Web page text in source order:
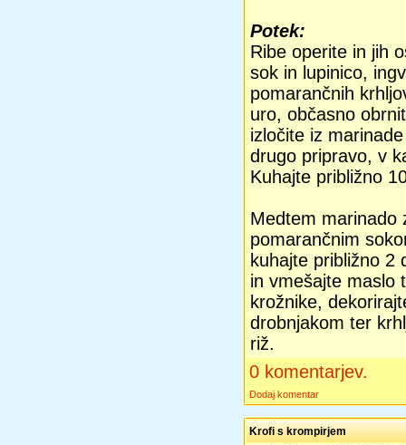
Potek:
Ribe operite in jih
sok in lupinico,
pomarančnih
uro, občasno
izločite iz
drugo pripravo, v
Kuhajte približno
Medtem marinado
pomarančnim
kuhajte približno 2
in vmešajte maslo
krožnike,
drobnjakom ter
riž.
0 komentarjev.
Dodaj komentar
Krofi s krompirjem